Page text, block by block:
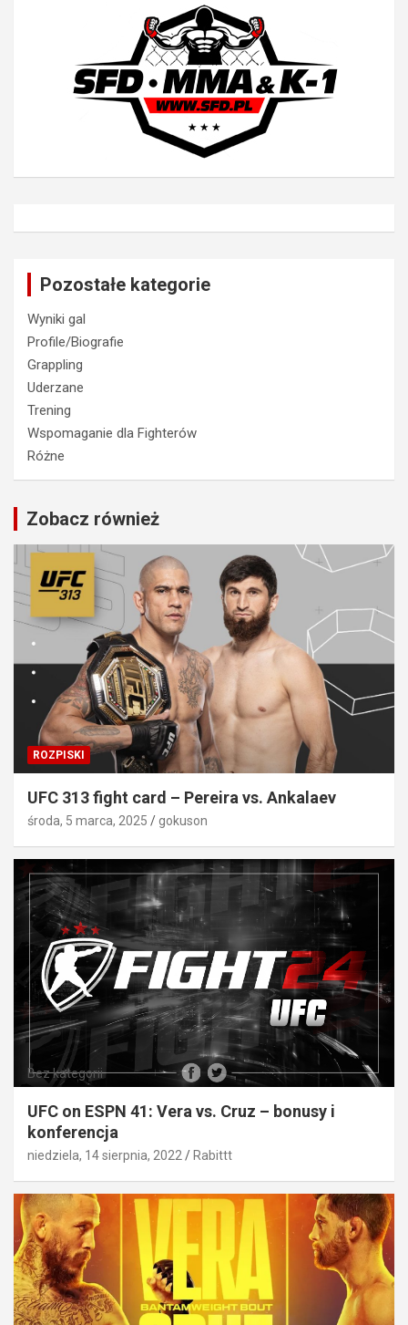
Pozostałe kategorie
Wyniki gal
Profile/Biografie
Grappling
Uderzane
Trening
Wspomaganie dla Fighterów
Różne
Zobacz również
ROZPISKI
UFC 313 fight card – Pereira vs. Ankalaev
środa, 5 marca, 2025 gokuson
Bez kategorii
UFC on ESPN 41: Vera vs. Cruz – bonusy i
konferencja
niedziela, 14 sierpnia, 2022 Rabittt